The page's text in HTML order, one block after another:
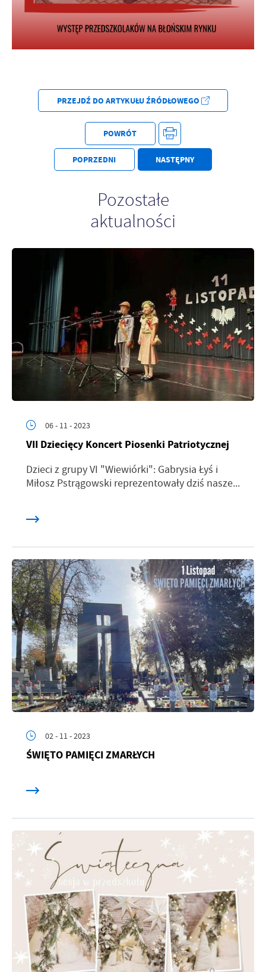
PRZEJDŹ DO ARTYKUŁU ŹRÓDŁOWEGO
POWRÓT
POPRZEDNI NASTĘPNY
Pozostałe
aktualności
06 - 11 - 2023
VII Dziecięcy Koncert Piosenki Patriotycznej
Dzieci z grupy VI "Wiewiórki": Gabrysia Łyś i
Miłosz Pstrągowski reprezentowały dziś nasze...
02 - 11 - 2023
ŚWIĘTO PAMIĘCI ZMARŁYCH